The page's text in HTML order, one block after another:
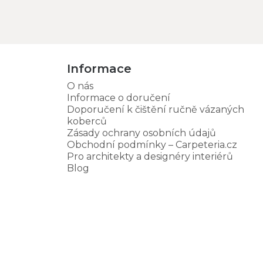
Informace
O nás
Informace o doručení
Doporučení k čištění ručně vázaných
koberců
Zásady ochrany osobních údajů
Obchodní podmínky – Carpeteria.cz
Pro architekty a designéry interiérů
Blog